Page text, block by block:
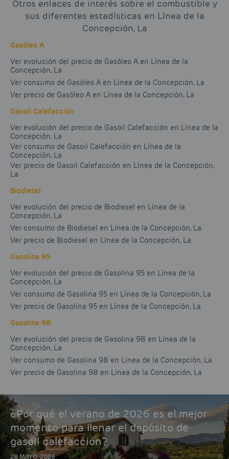
Otros enlaces de interés sobre el combustible y
sus diferentes estadísticas en Línea de la
Concepción, La
Gasóleo A
Ver evolución del precio de Gasóleo A en Línea de la
Concepción, La
Ver consumo de Gasóleo A en Línea de la Concepción, La
Ver precio de Gasóleo A en Línea de la Concepción, La
Gasoil Calefacción
Ver evolución del precio de Gasoil Calefacción en Línea de la
Concepción, La
Ver consumo de Gasoil Calefacción en Línea de la
Concepción, La
Ver precio de Gasoil Calefacción en Línea de la Concepción,
La
Biodiesel
Ver evolución del precio de Biodiesel en Línea de la
Concepción, La
Ver consumo de Biodiesel en Línea de la Concepción, La
Ver precio de Biodiesel en Línea de la Concepción, La
Gasolina 95
Ver evolución del precio de Gasolina 95 en Línea de la
Concepción, La
Ver consumo de Gasolina 95 en Línea de la Concepción, La
Ver precio de Gasolina 95 en Línea de la Concepción, La
Gasolina 98
Ver evolución del precio de Gasolina 98 en Línea de la
Concepción, La
Ver consumo de Gasolina 98 en Línea de la Concepción, La
Ver precio de Gasolina 98 en Línea de la Concepción, La
¿Por qué el verano de 2026 es el mejor
momento para llenar el depósito de
gasoil calefacción?
28 MAYO, 2026